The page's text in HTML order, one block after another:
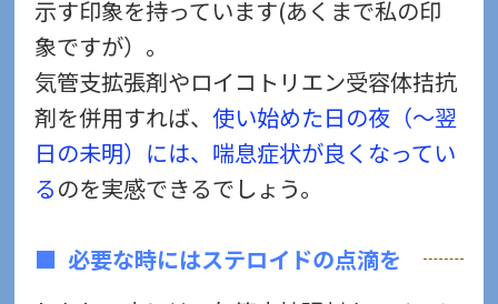
示す印象を持っています(あくまで私の印
象ですが）。
気管支拡張剤やロイコトリエン受容体拮抗
剤を併用すれば、使い始めた日の夜（～翌
日の未明）には、喘息症状が良くなってい
るのを実感できるでしょう。
必要な時にはステロイドの点滴を